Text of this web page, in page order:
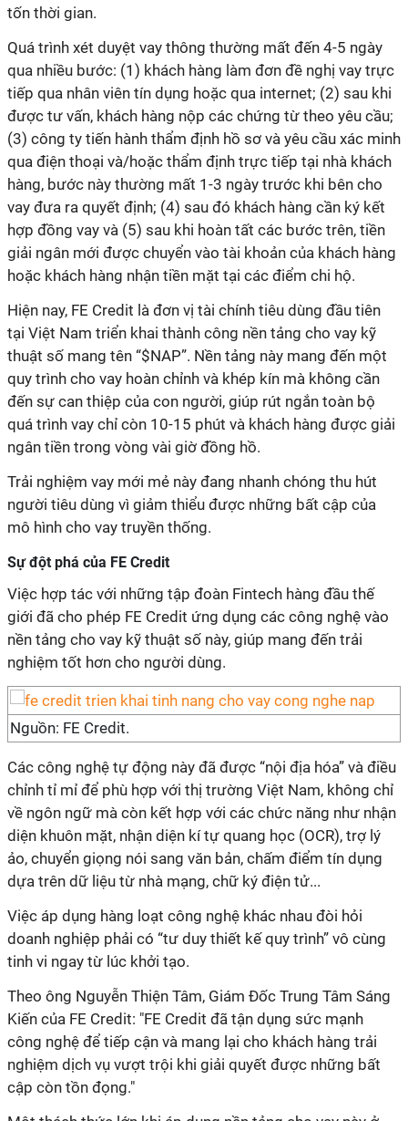
tốn thời gian.
Quá trình xét duyệt vay thông thường mất đến 4-5 ngày
qua nhiều bước: (1) khách hàng làm đơn đề nghị vay trực
tiếp qua nhân viên tín dụng hoặc qua internet; (2) sau khi
được tư vấn, khách hàng nộp các chứng từ theo yêu cầu;
(3) công ty tiến hành thẩm định hồ sơ và yêu cầu xác minh
qua điện thoại và/hoặc thẩm định trực tiếp tại nhà khách
hàng, bước này thường mất 1-3 ngày trước khi bên cho
vay đưa ra quyết định; (4) sau đó khách hàng cần ký kết
hợp đồng vay và (5) sau khi hoàn tất các bước trên, tiền
giải ngân mới được chuyển vào tài khoản của khách hàng
hoặc khách hàng nhận tiền mặt tại các điểm chi hộ.
Hiện nay, FE Credit là đơn vị tài chính tiêu dùng đầu tiên
tại Việt Nam triển khai thành công nền tảng cho vay kỹ
thuật số mang tên “$NAP”. Nền tảng này mang đến một
quy trình cho vay hoàn chỉnh và khép kín mà không cần
đến sự can thiệp của con người, giúp rút ngắn toàn bộ
quá trình vay chỉ còn 10-15 phút và khách hàng được giải
ngân tiền trong vòng vài giờ đồng hồ.
Trải nghiệm vay mới mẻ này đang nhanh chóng thu hút
người tiêu dùng vì giảm thiểu được những bất cập của
mô hình cho vay truyền thống.
Sự đột phá của FE Credit
Việc hợp tác với những tập đoàn Fintech hàng đầu thế
giới đã cho phép FE Credit ứng dụng các công nghệ vào
nền tảng cho vay kỹ thuật số này, giúp mang đến trải
nghiệm tốt hơn cho người dùng.
Nguồn: FE Credit.
Các công nghệ tự động này đã được “nội địa hóa” và điều
chỉnh tỉ mỉ để phù hợp với thị trường Việt Nam, không chỉ
về ngôn ngữ mà còn kết hợp với các chức năng như nhận
diện khuôn mặt, nhận diện kí tự quang học (OCR), trợ lý
ảo, chuyển giọng nói sang văn bản, chấm điểm tín dụng
dựa trên dữ liệu từ nhà mạng, chữ ký điện tử...
Việc áp dụng hàng loạt công nghệ khác nhau đòi hỏi
doanh nghiệp phải có “tư duy thiết kế quy trình” vô cùng
tinh vi ngay từ lúc khởi tạo.
Theo ông Nguyễn Thiện Tâm, Giám Đốc Trung Tâm Sáng
Kiến của FE Credit: "FE Credit đã tận dụng sức mạnh
công nghệ để tiếp cận và mang lại cho khách hàng trải
nghiệm dịch vụ vượt trội khi giải quyết được những bất
cập còn tồn đọng."